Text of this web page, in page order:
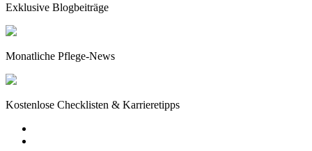
Exklusive Blogbeiträge
Monatliche Pflege-News
Kostenlose Checklisten & Karrieretipps